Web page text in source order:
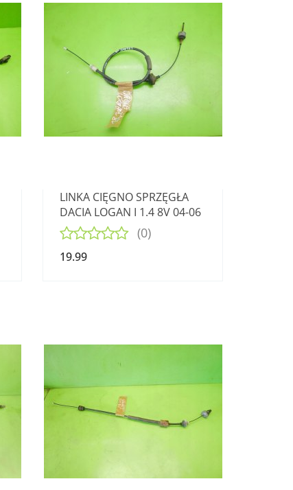
LINKA CIĘGNO SPRZĘGŁA
DACIA LOGAN I 1.4 8V 04-06
(0)
19.99